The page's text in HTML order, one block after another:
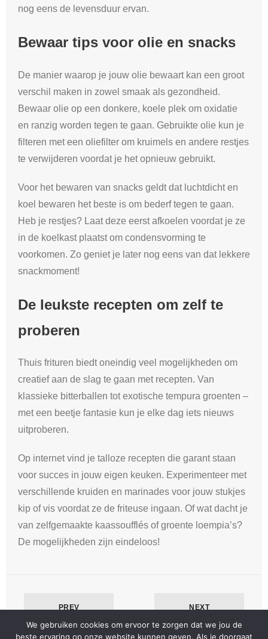
nog eens de levensduur ervan.
Bewaar tips voor olie en snacks
De manier waarop je jouw olie bewaart kan een groot
verschil maken in zowel smaak als gezondheid.
Bewaar olie op een donkere, koele plek om oxidatie
en ranzig worden tegen te gaan. Gebruikte olie kun je
filteren met een oliefilter om kruimels en andere restjes
te verwijderen voordat je het opnieuw gebruikt.
Voor het bewaren van snacks geldt dat luchtdicht en
koel bewaren het beste is om bederf tegen te gaan.
Heb je restjes? Laat deze eerst afkoelen voordat je ze
in de koelkast plaatst om condensvorming te
voorkomen. Zo geniet je later nog eens van dat lekkere
snackmoment!
De leukste recepten om zelf te
proberen
Thuis frituren biedt oneindig veel mogelijkheden om
creatief aan de slag te gaan met recepten. Van
klassieke bitterballen tot exotische tempura groenten –
met een beetje fantasie kun je elke dag iets nieuws
uitproberen.
Op internet vind je talloze recepten die garant staan
voor succes in jouw eigen keuken. Experimenteer met
verschillende kruiden en marinades voor jouw stukjes
kip of vis voordat ze de friteuse ingaan. Of wat dacht je
van zelfgemaakte kaassoufflés of groente loempia’s?
De mogelijkheden zijn eindeloos!
PREV NEXT
We gebruiken cookies om ervoor te zorgen dat we jou de
beste ervaring op onze website kunnen geven. Als je doorgaat